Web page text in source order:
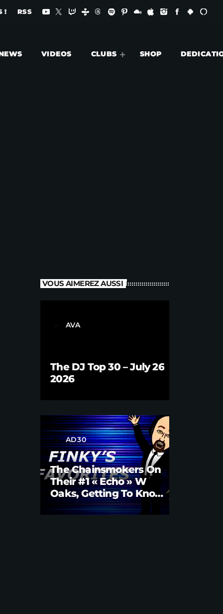
! RSS
VIDEOS CLUBS SHOP
VOUS AIMEREZ AUSSI
AVA
The DJ Top 30 – July 26
2026
label AD30
The Chainsmokers On
Their #1 « Echo » W
Oaks, Getting To Know
Them Better | Brian
Fink Interview